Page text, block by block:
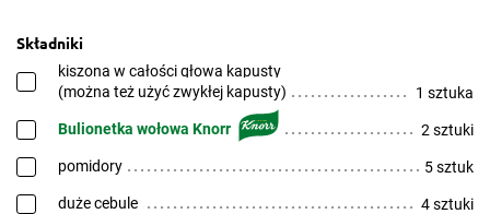
Składniki
kiszona w całości głowa kapusty
(można też użyć zwykłej kapusty)
1 sztuka
Bulionetka wołowa Knorr 2 sztuki
pomidory 5 sztuk
duże cebule 4 sztuki